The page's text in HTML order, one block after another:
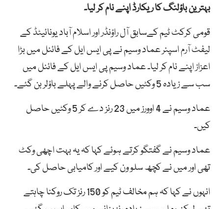
بہترین باؤلنگ کا ریکارڈ اپنے نام کر لیا۔
قومی کرکٹ ٹیم کےسابق آل راؤنڈر اور اسلام آباد یونائیٹڈ کے
لیفٹ آرم اسپنر عماد وسیم نے پی ایس ایل کے فائنل میں بڑا
اعزاز اپنے نام کر لیا۔ عماد وسیم پی ایس ایل کے فائنل میں
سب سے زیادہ 5 وکٹیں حاصل کرنے والے پہلے باؤلر بن گئے۔
عماد وسیم نے 4 اوورز میں 23 رنز دے کر 5 وکٹیں حاصل
کیں۔
عماد وسیم نے گفتگو کرتے ہوئے کہا کہ یہ بہت اچھی وکٹ
تھی اور میں نے کچھ سلو ون کیے اور کامیابی حاصل کی۔
انہوں نے کہا کہ ہم مخالف ٹیم کو 150 رنز تک روکنا چاہتے